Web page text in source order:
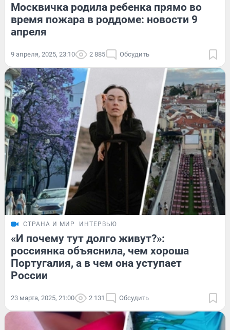
Москвичка родила ребенка прямо во
время пожара в роддоме: новости 9
апреля
9 апреля, 2025, 23:10 2 885 Обсудить
СТРАНА И МИР ИНТЕРВЬЮ
«И почему тут долго живут?»:
россиянка объяснила, чем хороша
Португалия, а в чем она уступает
России
23 марта, 2025, 21:00 2 131 Обсудить